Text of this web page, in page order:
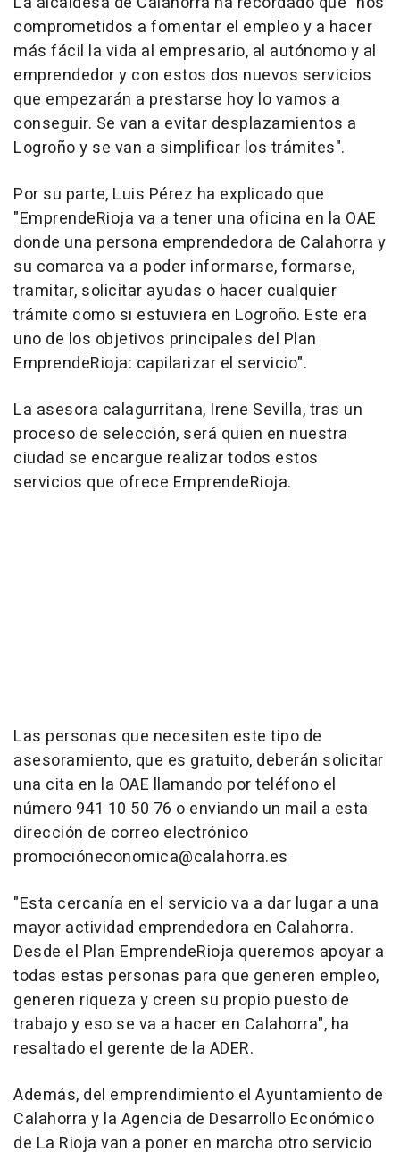
comprometidos a fomentar el empleo y a hacer
más fácil la vida al empresario, al autónomo y al
emprendedor y con estos dos nuevos servicios
que empezarán a prestarse hoy lo vamos a
conseguir. Se van a evitar desplazamientos a
Logroño y se van a simplificar los trámites".
Por su parte, Luis Pérez ha explicado que
"EmprendeRioja va a tener una oficina en la OAE
donde una persona emprendedora de Calahorra y
su comarca va a poder informarse, formarse,
tramitar, solicitar ayudas o hacer cualquier
trámite como si estuviera en Logroño. Este era
uno de los objetivos principales del Plan
EmprendeRioja: capilarizar el servicio".
La asesora calagurritana, Irene Sevilla, tras un
proceso de selección, será quien en nuestra
ciudad se encargue realizar todos estos
servicios que ofrece EmprendeRioja.
Las personas que necesiten este tipo de
asesoramiento, que es gratuito, deberán solicitar
una cita en la OAE llamando por teléfono el
número 941 10 50 76 o enviando un mail a esta
dirección de correo electrónico
promocióneconomica@calahorra.es
"Esta cercanía en el servicio va a dar lugar a una
mayor actividad emprendedora en Calahorra.
Desde el Plan EmprendeRioja queremos apoyar a
todas estas personas para que generen empleo,
generen riqueza y creen su propio puesto de
trabajo y eso se va a hacer en Calahorra", ha
resaltado el gerente de la ADER.
Además, del emprendimiento el Ayuntamiento de
Calahorra y la Agencia de Desarrollo Económico
de La Rioja van a poner en marcha otro servicio